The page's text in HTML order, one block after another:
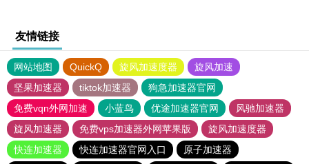
友情链接
网站地图 QuickQ 旋风加速度器
旋风加速
坚果加速器
tiktok加速器
狗急加速器官网
免费vqn外网加速
小蓝鸟 优途加速器官网
风驰加速器
旋风加速器
免费vps加速器外网苹果版
旋风加速度器
快连加速器
快连加速器官网入口
原子加速器